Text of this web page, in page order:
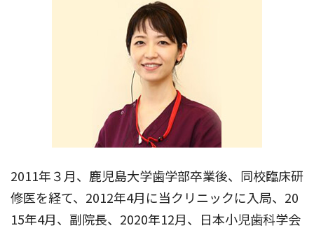
2011年３月、鹿児島大学歯学部卒業後、同校臨床研
修医を経て、2012年4月に当クリニックに入局、20
15年4月、副院長、2020年12月、日本小児歯科学会